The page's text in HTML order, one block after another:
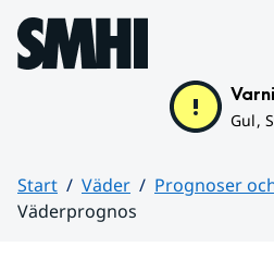
Hoppa till sidans innehåll
Gul,
Start Väder
Prognoser
Väderprognos